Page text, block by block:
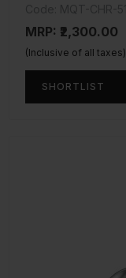
MRP: ₹2,300.00
(Inclusive of all taxes)
SHORTLIST